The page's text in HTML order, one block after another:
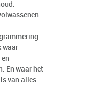
waar
En waar het
van alles